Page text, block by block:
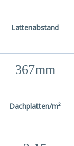
Lattenabstand
367mm
Dachplatten/m²